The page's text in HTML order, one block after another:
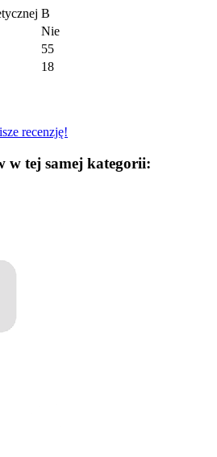
B
Nie
55
18
recenzję!
w tej samej kategorii: